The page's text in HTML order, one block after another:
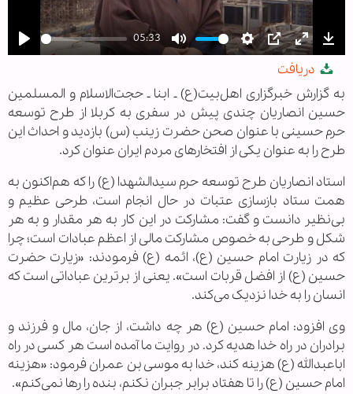
Play
05:33
Mute Settings
PIP Enter
دریافت
به گزارش خبرگزاری اهل‌بیت(ع) ـ ابنا ـ حجت‌الاسلام و المسلمین
حسین انصاریان چندی پیش در سفری به کربلا از طرح توسعه
حرم حسینی با عنوان صحن حضرت زینب (س) بازدید و احداث این
طرح را به عنوان یکی از افتخار‌های مردم ایران عنوان کرد.
استاد انصاریان طرح توسعه حرم سیدالشهدا (ع) را که هم‌اکنون به
همت ستاد بازسازی عتبات در حال انجام است، طرحی عظیم و
بی‌نظیر دانست و گفت: مشارکت در این کار به هر مقدار و به هر
شکل و طرحی به خصوص مشارکت مالی از اعظم عبادات است؛ چرا
که در زیارت امام حسین (ع)، ائمه (ع) فرمودند: «زیارت حضرت
حسین (ع) از افضل قربات است». یعنی از برترین عباداتی است که
انسان را به خدا نزدیک می‌کند.
وی افزود: امام حسین (ع) هر چه داشت، از جان، مال و فرزند و
برادران در راه خدا هدیه کرد. در روایت ما آمده است هر کسی در راه
اباعبدالله (ع) هزینه کند، خدا به موسی بن عمران فرمود: «هزینه
امام حسین (ع) را تا هفتاد برابر جبران نکنم، بنده را رها نمی‌کنم».